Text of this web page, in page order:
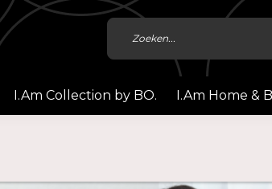
I.Am Collection by BO. I.Am Home &